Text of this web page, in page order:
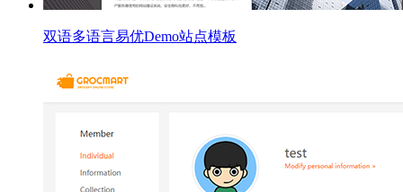
双语多语言易优Demo站点模板